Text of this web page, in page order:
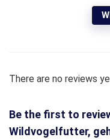
There are no reviews
Be the first to
Wildvogelfutter,